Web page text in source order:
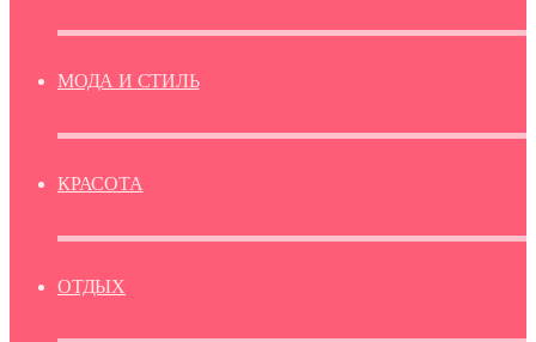
МОДА И СТИЛЬ
КРАСОТА
ОТДЫХ